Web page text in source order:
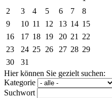
2
3 4 5 6 7
8
9
10 11 12 13 14 15
16
17 18 19 20 21
22
23
24 25 26 27 28 29
30
31
Hier können Sie gezielt suchen:
Kategorie
Suchwort